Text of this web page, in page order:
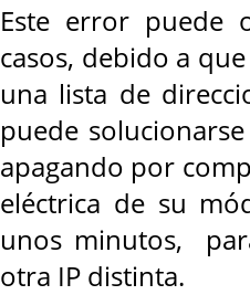
Este error puede
casos, debido a
una lista de
puede
apagando por
eléctrica de su
unos minutos,
otra IP distinta.